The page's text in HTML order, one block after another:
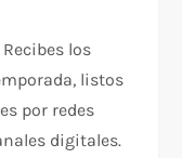
Recibes los
listos
por redes
digitales.